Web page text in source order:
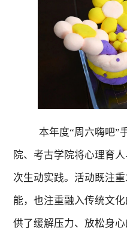
本年度“周六嗨吧”
院、考古学院将心理育人
次生动实践。 活动既注
能，也注重融入传统文
供了缓解压力、放松身